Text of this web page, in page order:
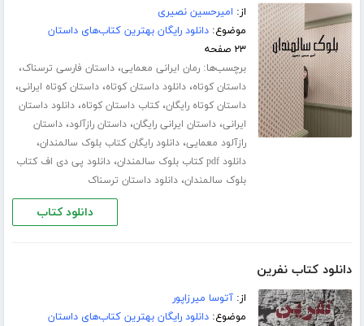
از: امیرحسین نصیری
موضوع:دانلود رایگان بهترین کتاب‌های داستان
۲۳ صفحه
برچسب‌ها:رمان ایرانی معمایی،داستان فارسی ترسناک،
داستان کوتاه،دانلود داستان کوتاه،داستان کوتاه ایرانی،
داستان کوتاه رایگان،کتاب داستان کوتاه،دانلود داستان
ایرانی،داستان ایرانی رایگان،داستان رازآلود،داستان
رازآلود معمایی،دانلود رایگان کتاب بلوک سالمندان،
دانلود pdf کتاب بلوک سالمندان ،دانلود پی دی اف کتاب
بلوک سالمندان،دانلود داستان ترسناک
دانلود کتاب
دانلود کتاب نفرین
از:آتوسا میرزاپور
موضوع:دانلود رایگان بهترین کتاب‌های داستان